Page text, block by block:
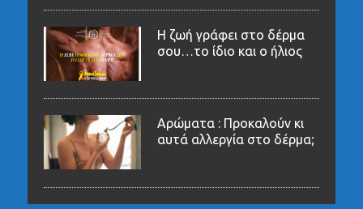
Η ζωή γράφει στο δέρμα
σου…το ίδιο και ο ήλιος
Αρώματα : Προκαλούν κι
αυτά αλλεργία στο δέρμα;